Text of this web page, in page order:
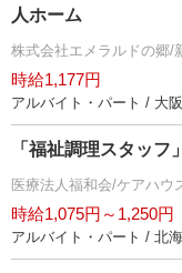
人ホーム
株式会社エメラルドの郷/
時給1,177円
アルバイト・パート / 大
「福祉調理スタッ
医療法人福和会/ケアハウ
時給1,075円～1,250円
アルバイト・パート / 北